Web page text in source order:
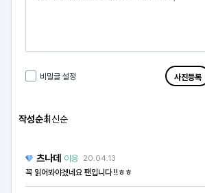
비밀글 설정 사진등록
작성순최신순
츠나데 이응 20.04.13
꼭 읽어봐야겠네요 팬입니다 !!ㅎㅎ